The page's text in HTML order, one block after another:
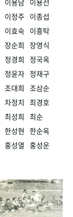
이용남 이용선
이정주 이종섭
이효숙 이흥탁
장순희 장영식
정경희
정국옥
정윤자 정재구
조대희 조삼순
차정치 최경호
최성희 최순
한성현 한순옥
홍성열 홍성운